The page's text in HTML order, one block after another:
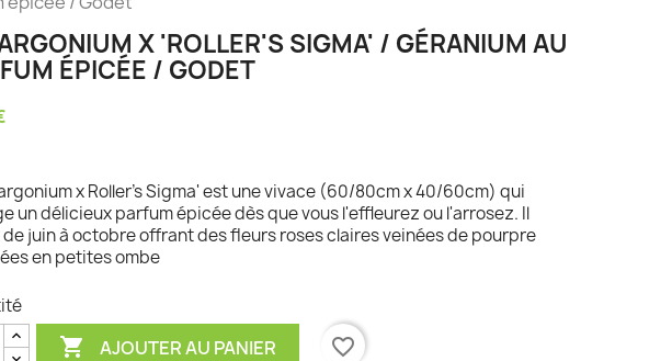
X 'ROLLER'S SIGMA' / GÉRANIUM AU
ÉPICÉE / GODET
x Roller's Sigma' est une vivace (60/80cm x 40/60cm) qui
un délicieux parfum épicée dès que vous l'effleurez ou l'arrosez. Il
juin à octobre offrant des fleurs roses claires veinées de pourpre
en petites ombe
 AJOUTER AU PANIER favorite_border